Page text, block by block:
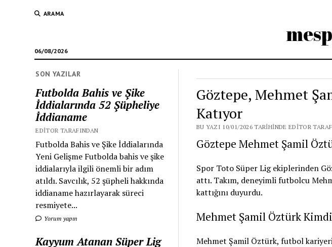
ARAMA
06/08/2026
SON YAZILAR
Futbolda Bahis ve Şike
İddialarında 52 Şüpheliye
İddianame
EDITOR TARAFINDAN
Futbolda Bahis ve Şike İddialarında
Yeni Gelişme Futbolda bahis ve şike
iddialarıyla ilgili önemli bir adım
atıldı. Savcılık, 52 şüpheli hakkında
iddianame hazırlayarak süreci
resmiyete...
Yorum yapın
Kayyum Atanan Süper Lig
Göztepe, Mehmet
Katıyor
BU YAZI 10/01/2026 TARIHINDE EDITOR
Göztepe Mehmet Şamil
Spor Toto Süper Lig ekiplerinden
attı. Takım, deneyimli futbolcu
kattığını duyurdu.
Mehmet Şamil Öztürk
Mehmet Şamil Öztürk, futbol